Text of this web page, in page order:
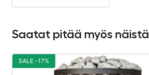
Saatat pitää myös näistä
SALE -17%